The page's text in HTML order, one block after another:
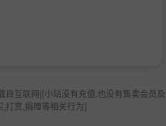
自互联网|[小站没有充值.也没有售卖会员及
打赏,捐赠等相关行为]